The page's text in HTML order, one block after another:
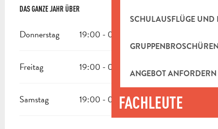
SCHULAUSFLÜGE UND
ANGEBOT ANFORDERN
FACHLEUTE
DAS GANZE JAHR ÜBER
DAS GANZE JAHR ÜBER
Donnerstag 19:00 - 02:00
Freitag 19:00 - 02:00
Samstag 19:00 - 02:00